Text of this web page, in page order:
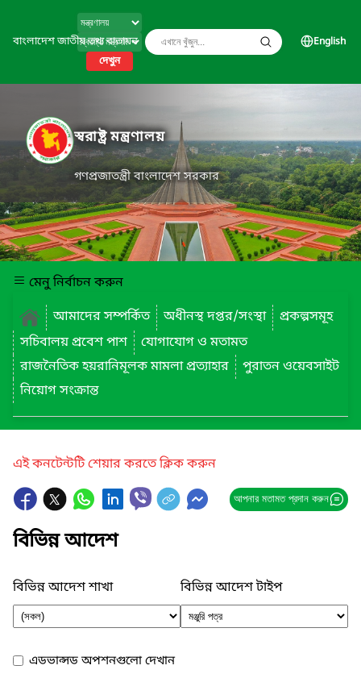
বাংলাদেশ জাতীয় তথ্য বাতায়ন
দেখুন
English
স্বরাষ্ট্র মন্ত্রণালয়
গণপ্রজাতন্ত্রী বাংলাদেশ সরকার
মেনু নির্বাচন করুন
আমাদের সম্পর্কিত
অধীনস্থ দপ্তর/সংস্থা
প্রকল্পসমূহ
সচিবালয় প্রবেশ পাশ
যোগাযোগ ও মতামত
রাজনৈতিক হয়রানিমূলক মামলা প্রত্যাহার
পুরাতন ওয়েবসাইট
নিয়োগ সংক্রান্ত
এই কনটেন্টটি শেয়ার করতে ক্লিক করুন
আপনার মতামত প্রদান করুন
বিভিন্ন আদেশ
বিভিন্ন আদেশ শাখা বিভিন্ন আদেশ টাইপ
এডভান্সড অপশনগুলো দেখান